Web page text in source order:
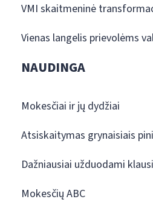
VMI skaitmeninė
Vienas langelis prievolėms
NAUDINGA
Mokesčiai ir jų dydžiai
Atsiskaitymas grynaisiais
Dažniausiai užduodami
Mokesčių ABC